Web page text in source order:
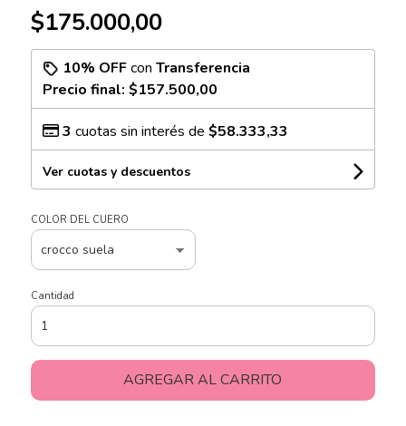
$175.000,00
10% OFFcon Transferencia
Precio final: $157.500,00
3 cuotas sin interés de $58.333,33
Ver cuotas y descuentos
COLOR DEL CUERO
Cantidad
AGREGAR AL CARRITO